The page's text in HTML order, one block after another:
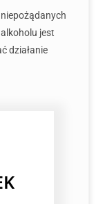
jest
działanie